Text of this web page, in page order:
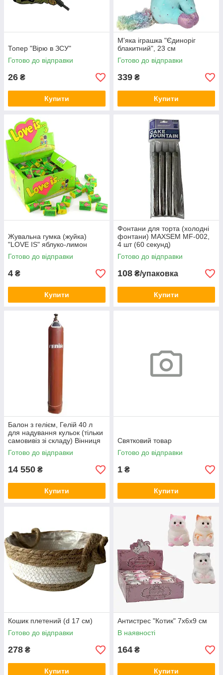
Топер "Вірю в ЗСУ"
Готово до відправки
26 ₴
Купити
М'яка іграшка "Єдиноріг
блакитний", 23 см
Готово до відправки
339 ₴
Купити
Жувальна гумка (жуйка)
"LOVE IS" яблуко-лимон
Готово до відправки
4 ₴
Купити
Фонтани для торта (холодні
фонтани) MAXSEM MF-002,
4 шт (60 секунд)
Готово до відправки
108 ₴/упаковка
Купити
Балон з гелієм, Гелій 40 л
для надування кульок (тільки
самовивіз зі складу) Вінниця
Готово до відправки
14 550 ₴
Купити
Святковий товар
Готово до відправки
1 ₴
Купити
Кошик плетений (d 17 см)
Готово до відправки
278 ₴
Купити
Антистрес "Котик" 7х6х9 см
В наявності
164 ₴
Купити